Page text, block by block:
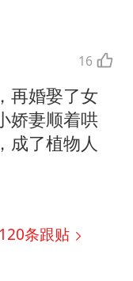
16
再婚娶了女
娇妻顺着哄
成了植物人
120条跟贴